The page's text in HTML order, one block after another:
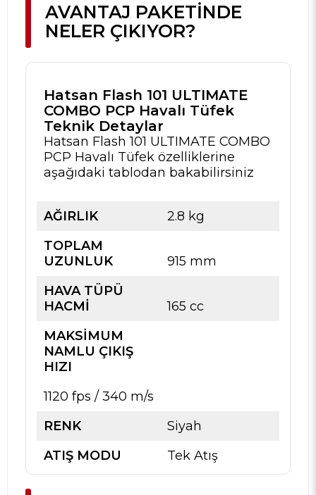
AVANTAJ PAKETINDE
NELER ÇIKIYOR?
Hatsan Flash 101 ULTIMATE
COMBO PCP Havalı Tüfek
Teknik Detaylar
Hatsan Flash 101 ULTIMATE COMBO
PCP Havalı Tüfek özelliklerine
aşağıdaki tablodan bakabilirsiniz
AĞIRLIK
2.8 kg
TOPLAM
UZUNLUK
915 mm
HAVA TÜPÜ
HACMI
165 cc
MAKSIMUM
NAMLU ÇIKIŞ
HIZI
1120 fps / 340 m/s
RENK
Siyah
ATIŞ MODU
Tek Atış